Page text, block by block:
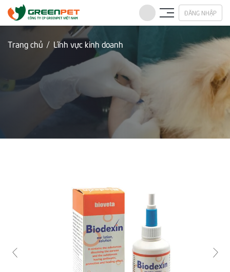
ĐĂNG NHẬP
Trang chủ Lĩnh vực kinh doanh